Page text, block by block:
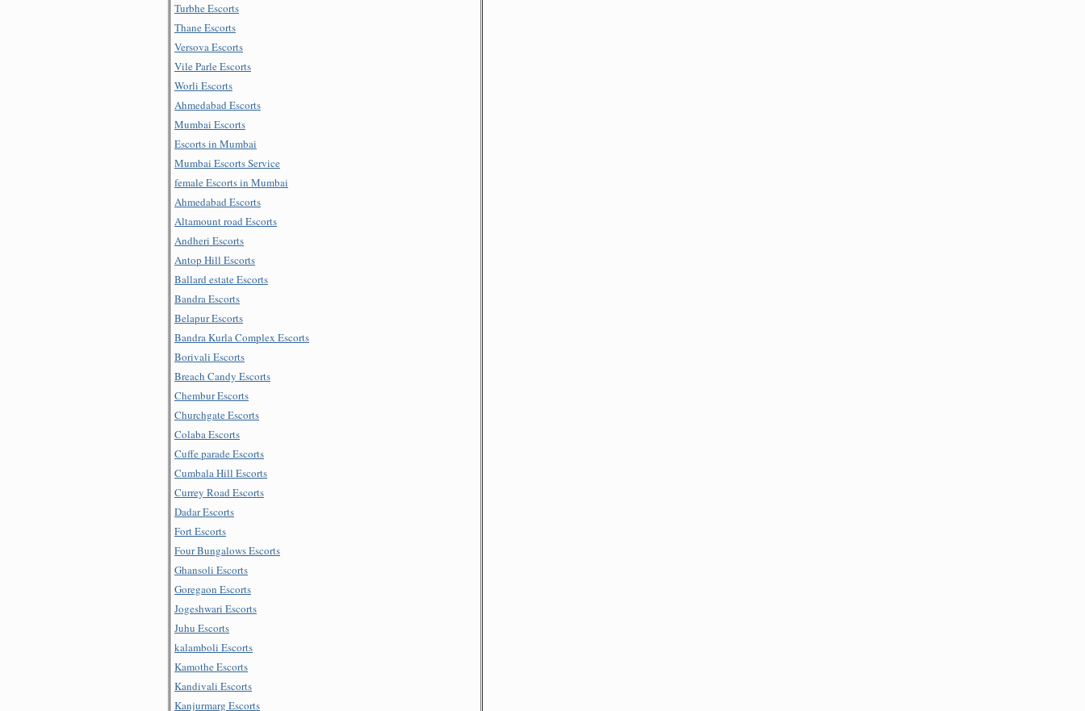
Turbhe Escorts
Thane Escorts
Versova Escorts
Vile Parle Escorts
Worli Escorts
Ahmedabad Escorts
Mumbai Escorts
Escorts in Mumbai
Mumbai Escorts Service
female Escorts in Mumbai
Ahmedabad Escorts
Altamount road Escorts
Andheri Escorts
Antop Hill Escorts
Ballard estate Escorts
Bandra Escorts
Belapur Escorts
Bandra Kurla Complex Escorts
Borivali Escorts
Breach Candy Escorts
Chembur Escorts
Churchgate Escorts
Colaba Escorts
Cuffe parade Escorts
Cumbala Hill Escorts
Currey Road Escorts
Dadar Escorts
Fort Escorts
Four Bungalows Escorts
Ghansoli Escorts
Goregaon Escorts
Jogeshwari Escorts
Juhu Escorts
kalamboli Escorts
Kamothe Escorts
Kandivali Escorts
Kanjurmarg Escorts